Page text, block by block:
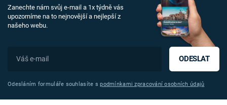
Zanechte nám svůj e-mail a 1x týdně vás
upozorníme na to nejnovější a nejlepší z
našeho webu.
ODESLAT
Odesláním formuláře souhlasíte spodmínkami zpracování osobních údajů